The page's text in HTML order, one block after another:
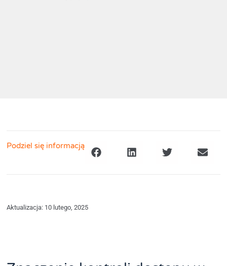
Podziel się informacją
Aktualizacja: 10 lutego, 2025